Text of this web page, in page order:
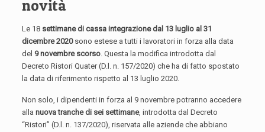
novità
Le 18 settimane di cassa integrazione dal 13 luglio al 31
dicembre 2020sono estese a tutti i lavoratori in forza alla data
del 9 novembre scorso. Questa la modifica introdotta dal
Decreto Ristori Quater (D.l. n. 157/2020) che ha di fatto spostato
la data di riferimento rispetto al 13 luglio 2020.
Non solo, i dipendenti in forza al 9 novembre potranno accedere
allanuova tranche di sei settimane, introdotta dal Decreto
“Ristori” (D.l. n. 137/2020), riservata alle aziende che abbiano